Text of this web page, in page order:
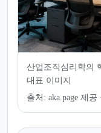
산업조직심리학의
대표 이미지
출처: aka.page 제공